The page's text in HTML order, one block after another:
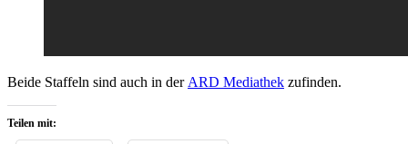
Beide Staffeln sind auch in der ARD Mediathek zufinden.
Teilen mit: